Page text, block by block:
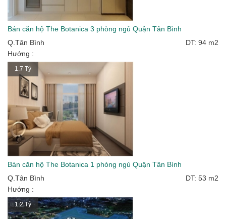
Bán căn hộ The Botanica 3 phòng ngủ Quận Tân Bình
Q.Tân Bình
DT: 94 m2
Hướng :
1.7 Tỷ
Bán căn hộ The Botanica 1 phòng ngủ Quận Tân Bình
Q.Tân Bình
DT: 53 m2
Hướng :
1.2 Tỷ